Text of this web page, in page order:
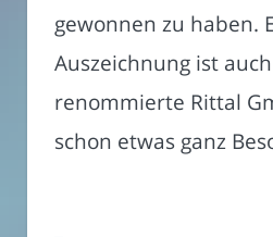
gewonnen zu haben.
Auszeichnung ist
renommierte Rittal
schon etwas ganz